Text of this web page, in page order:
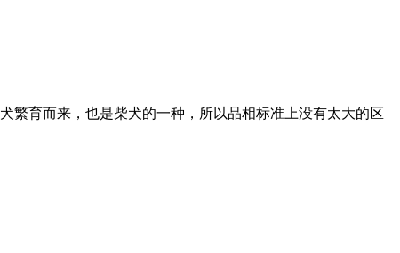
繁育而来，也是柴犬的一种，所以品相标准上没有太大的区